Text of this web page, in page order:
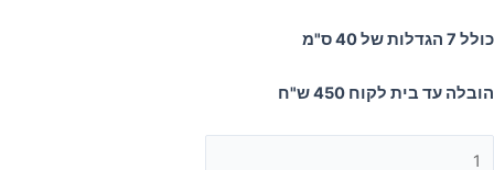
כולל 7 הגדלות של 40 ס"מ
הובלה עד בית לקוח 450 ש"ח